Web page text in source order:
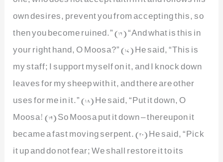
own desires, prevent you from accepting this, so
then you become ruined.” (16) “And what is this in
your right hand, O Moosa?” (17) He said, “This is
my staff; I support myself on it, and I knock down
leaves for my sheep with it, and there are other
uses for me in it.” (18) He said, “Put it down, O
Moosa! (19) So Moosa put it down – thereupon it
became a fast moving serpent. (20) He said, “Pick
it up and do not fear; We shall restore it to its